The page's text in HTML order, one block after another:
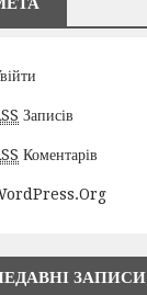
Записів
Коментарів
ЗАПИСИ